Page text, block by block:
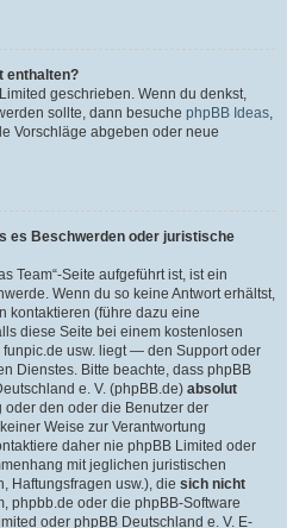
enthalten?
geschrieben. Wenn du denkst,
sollte, dann besuche phpBB Ideas,
Vorschläge abgeben oder neue
es Beschwerden oder juristische
Team“-Seite aufgeführt ist, ist ein
Wenn du so keine Antwort erhältst,
kontaktieren (führe dazu eine
diese Seite bei einem kostenlosen
funpic.de usw. liegt — den Support oder
Dienstes. Bitte beachte, dass phpBB
e. V. (phpBB.de) absolut
oder den oder die Benutzer der
Weise zur Verantwortung
daher nie phpBB Limited oder
mit jeglichen juristischen
Haftungsfragen usw.), die sich nicht
phpbb.de oder die phpBB-Software
oder phpBB Deutschland e. V. E-